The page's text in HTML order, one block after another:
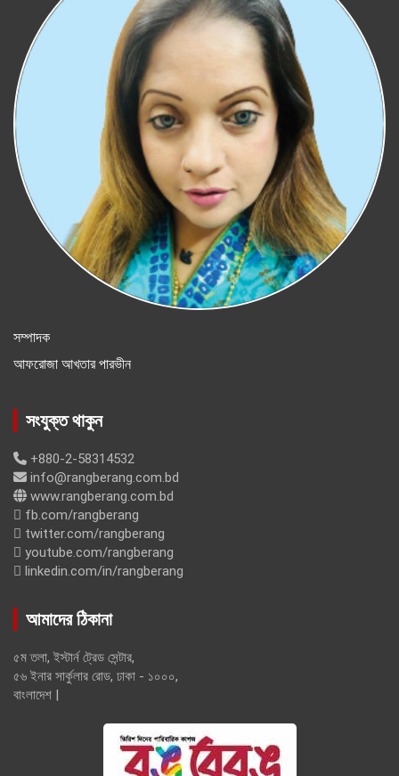
সম্পাদক
আফরোজা আখতার পারভীন
সংযুক্ত থাকুন
+880-2-58314532
info@rangberang.com.bd
www.rangberang.com.bd
fb.com/rangberang
twitter.com/rangberang
youtube.com/rangberang
linkedin.com/in/rangberang
আমাদের ঠিকানা
৫ম তলা, ইস্টার্ন ট্রেড সেন্টার,
৫৬ ইনার সার্কুলার রোড, ঢাকা - ১০০০,
বাংলাদেশ |